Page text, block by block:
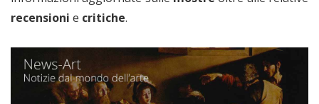
recensioni e critiche.